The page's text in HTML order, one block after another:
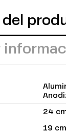
del
24
19 cm